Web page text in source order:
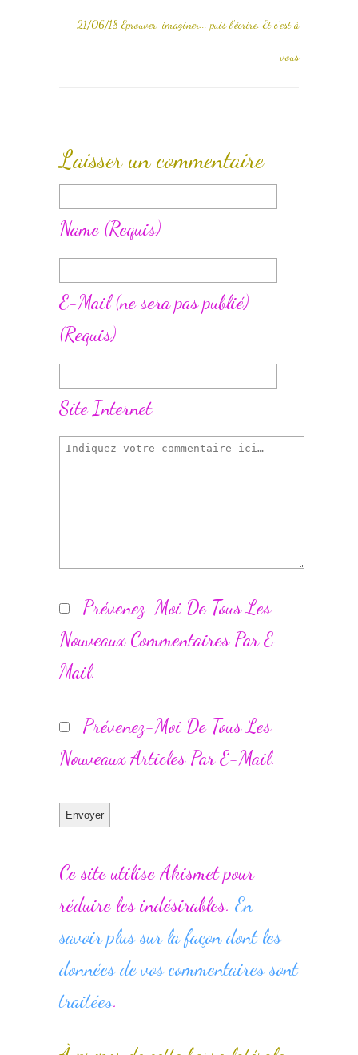
21/06/18 Eprouver, imaginer... puis l'écrire. Et c'est à
vous
Laisser un commentaire
Name (requis)
E-Mail(ne sera pas publié)
(requis)
Site Internet
Prévenez-Moi De Tous Les
Nouveaux Commentaires Par E-
Mail.
Prévenez-Moi De Tous Les
Nouveaux Articles Par E-Mail.
Ce site utilise Akismet pour
réduire les indésirables. En
savoir plus sur la façon dont les
données de vos commentaires sont
traitées.